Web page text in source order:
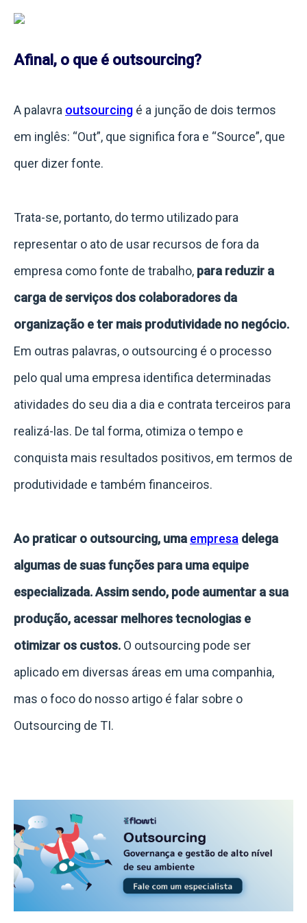
Afinal, o que é outsourcing?
A palavra outsourcing é a junção de dois termos
em inglês: “Out”, que significa fora e “Source”, que
quer dizer fonte.
Trata-se, portanto, do termo utilizado para
representar o ato de usar recursos de fora da
empresa como fonte de trabalho, para reduzir a
carga de serviços dos colaboradores da
organização e ter mais produtividade no negócio.
Em outras palavras, o outsourcing é o processo
pelo qual uma empresa identifica determinadas
atividades do seu dia a dia e contrata terceiros para
realizá-las. De tal forma, otimiza o tempo e
conquista mais resultados positivos, em termos de
produtividade e também financeiros.
Ao praticar o outsourcing, uma empresa delega
algumas de suas funções para uma equipe
especializada. Assim sendo, pode aumentar a sua
produção, acessar melhores tecnologias e
otimizar os custos. O outsourcing pode ser
aplicado em diversas áreas em uma companhia,
mas o foco do nosso artigo é falar sobre o
Outsourcing de TI.